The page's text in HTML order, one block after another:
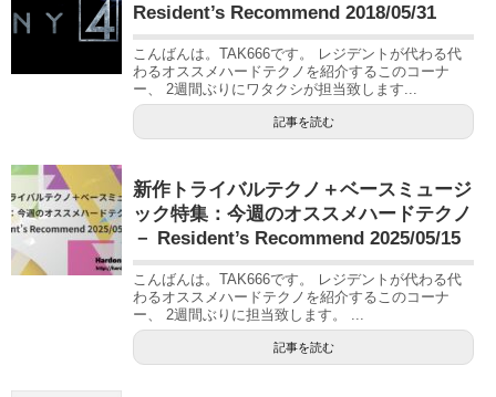
Resident’s Recommend 2018/05/31
こんばんは。TAK666です。 レジデントが代わる代
わるオススメハードテクノを紹介するこのコーナ
ー、 2週間ぶりにワタクシが担当致します...
記事を読む
新作トライバルテクノ＋ベースミュージ
ック特集：今週のオススメハードテクノ
－ Resident’s Recommend 2025/05/15
こんばんは。TAK666です。 レジデントが代わる代
わるオススメハードテクノを紹介するこのコーナ
ー、 2週間ぶりに担当致します。 ...
記事を読む